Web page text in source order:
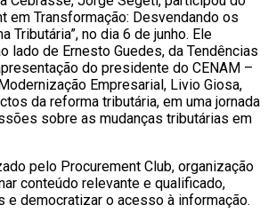
em Transformação: Desvendando os
Tributária”, no dia 6 de junho. Ele
lado de Ernesto Guedes, da Tendências
do presidente do CENAM –
Empresarial, Livio Giosa,
da reforma tributária, em uma jornada
sobre as mudanças tributárias em
pelo Procurement Club, organização
conteúdo relevante e qualificado,
e democratizar o acesso à informação.